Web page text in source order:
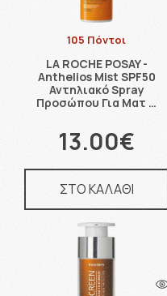
105 Πόντοι
LA ROCHE POSAY -
Anthelios Mist SPF50
Αντηλιακό Spray
Προσώπου Για Ματ …
13.00€
ΣΤΟ ΚΑΛΑΘΙ